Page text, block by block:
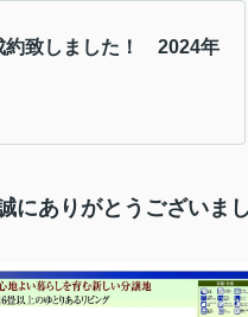
致しました！ 2024年
にありがとうございま